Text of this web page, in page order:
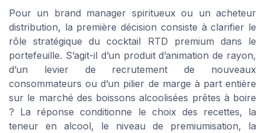
Pour un brand manager spiritueux ou un acheteur
distribution, la première décision consiste à clarifier le
rôle stratégique du cocktail RTD premium dans le
portefeuille. S’agit-il d’un produit d’animation de rayon,
d’un levier de recrutement de nouveaux
consommateurs ou d’un pilier de marge à part entière
sur le marché des boissons alcoolisées prêtes à boire
? La réponse conditionne le choix des recettes, la
teneur en alcool, le niveau de premiumisation, la